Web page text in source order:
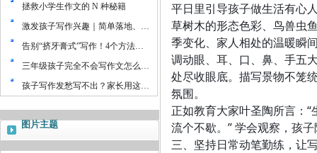
拯救小学生作文的 N 种秘籍
激发孩子写作兴趣｜简单落地、…
告别“挤牙膏式”写作！4个方法…
三年级孩子完全不会写作文怎么…
孩子写作发愁写不出？家长用这…
图片主题
平日里引导孩子做生活有心
草树木的形态色彩、鸟兽虫
季变化、家人相处的温暖瞬
调动眼、耳、口、鼻、手五
处尽收眼底。描写景物不笼
氛围。
正如教育大家叶圣陶所言：
流个不歇。” 学会观察，孩
三、坚持日常动笔勤练，让